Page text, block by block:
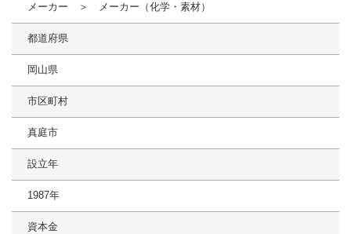
メーカー ＞ メーカー（化学・素材）
都道府県
岡山県
市区町村
真庭市
設立年
1987年
資本金